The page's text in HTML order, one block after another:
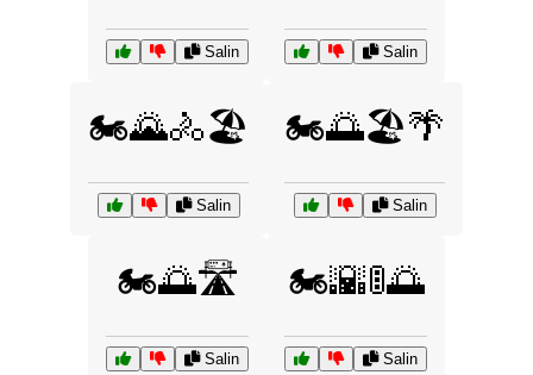
Salin Salin
🏍️🌄🚴🏖️
Salin
🏍️🌅🏖️🌴
Salin
🏍️🌅🛣️
Salin
🏍️🌇🚦🌅
Salin